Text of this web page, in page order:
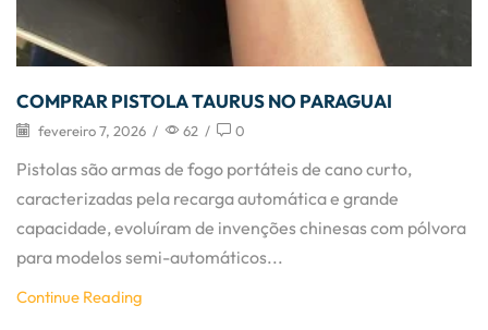
COMPRAR PISTOLA TAURUS NO PARAGUAI
fevereiro 7, 2026 / 62 / 0
Pistolas são armas de fogo portáteis de cano curto,
caracterizadas pela recarga automática e grande
capacidade, evoluíram de invenções chinesas com pólvora
para modelos semi-automáticos...
Continue Reading